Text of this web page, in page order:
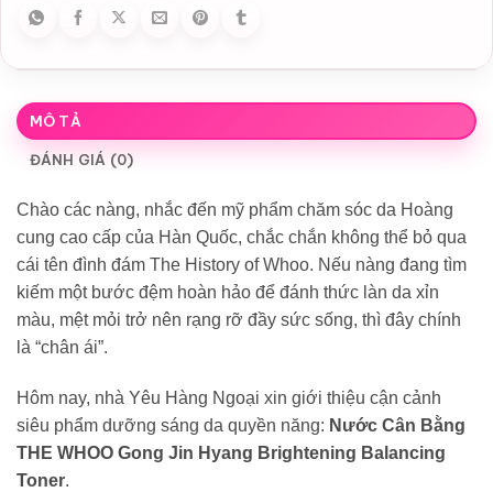
MÔ TẢ
ĐÁNH GIÁ (0)
Chào các nàng, nhắc đến mỹ phẩm chăm sóc da Hoàng
cung cao cấp của Hàn Quốc, chắc chắn không thể bỏ qua
cái tên đình đám The History of Whoo. Nếu nàng đang tìm
kiếm một bước đệm hoàn hảo để đánh thức làn da xỉn
màu, mệt mỏi trở nên rạng rỡ đầy sức sống, thì đây chính
là “chân ái”.
Hôm nay, nhà Yêu Hàng Ngoại xin giới thiệu cận cảnh
siêu phẩm dưỡng sáng da quyền năng: Nước Cân Bằng
THE WHOO Gong Jin Hyang Brightening Balancing
Toner.